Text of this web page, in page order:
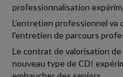
professionnalisation
L'entretien professionnel va
l'entretien de parcours
Le contrat de valorisation de
nouveau type de CDI